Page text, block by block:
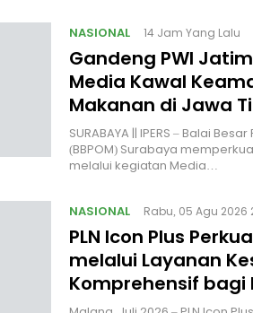
NASIONAL 14 Jam Yang Lalu
Gandeng PWI
Media Kawal
Makanan di Jawa
SURABAYA || IPERS – Balai
(BBPOM) Surabaya
melalui kegiatan Media…
NASIONAL Rabu, 05 Agu 2026
PLN Icon Plus
melalui Layanan
Komprehensif bagi